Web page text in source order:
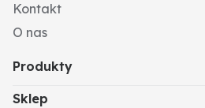
Kontakt
O nas
Produkty
Sklep